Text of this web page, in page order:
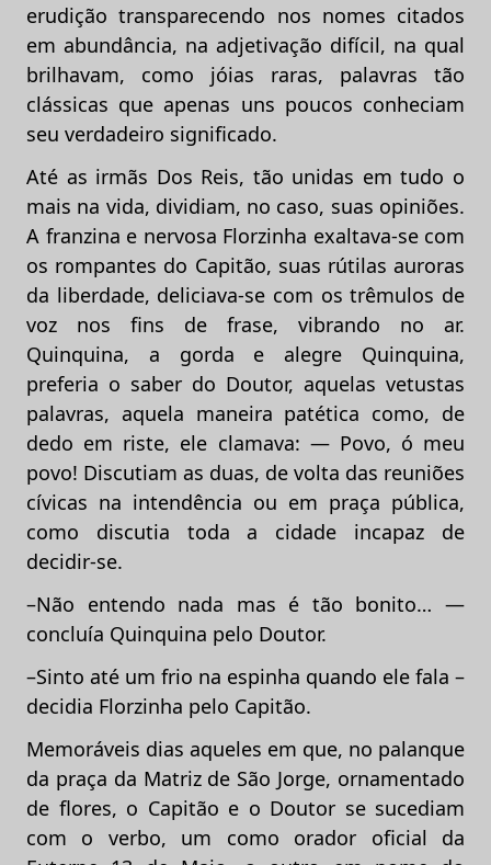
erudição transparecendo nos nomes citados
em abundância, na adjetivação difícil, na qual
brilhavam, como jóias raras, palavras tão
clássicas que apenas uns poucos conheciam
seu verdadeiro significado.
Até as irmãs Dos Reis, tão unidas em tudo o
mais na vida, dividiam, no caso, suas opiniões.
A franzina e nervosa Florzinha exaltava-se com
os rompantes do Capitão, suas rútilas auroras
da liberdade, deliciava-se com os trêmulos de
voz nos fins de frase, vibrando no ar.
Quinquina, a gorda e alegre Quinquina,
preferia o saber do Doutor, aquelas vetustas
palavras, aquela maneira patética como, de
dedo em riste, ele clamava: — Povo, ó meu
povo! Discutiam as duas, de volta das reuniões
cívicas na intendência ou em praça pública,
como discutia toda a cidade incapaz de
decidir-se.
–Não entendo nada mas é tão bonito… —
concluía Quinquina pelo Doutor.
–Sinto até um frio na espinha quando ele fala –
decidia Florzinha pelo Capitão.
Memoráveis dias aqueles em que, no palanque
da praça da Matriz de São Jorge, ornamentado
de flores, o Capitão e o Doutor se sucediam
com o verbo, um como orador oficial da